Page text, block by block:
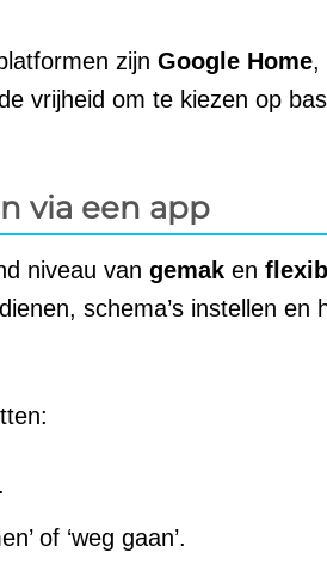
zijn Google Home,
vrijheid om te kiezen op
via een app
niveau van gemak en
schema’s instellen en
of ‘weg gaan’.